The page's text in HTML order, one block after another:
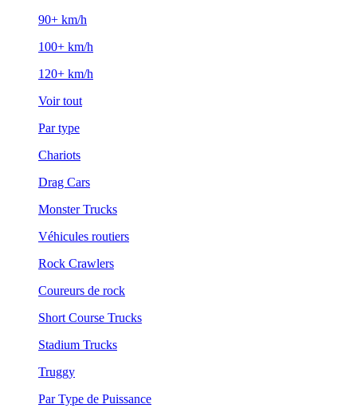
90+ km/h
100+ km/h
120+ km/h
Voir tout
Par type
Chariots
Drag Cars
Monster Trucks
Véhicules routiers
Rock Crawlers
Coureurs de rock
Short Course Trucks
Stadium Trucks
Truggy
Par Type de Puissance